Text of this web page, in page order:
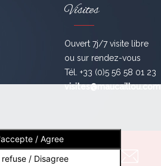
Visites
Ouvert 7j/7 visite libre
ou sur rendez-vous
Tél. +33 (0)5 56 58 01 23
visites@maucaillou.com
nous !
/ Agree
/ Disagree